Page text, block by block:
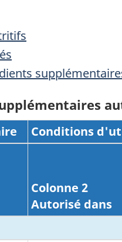
Conditions
de bas de page
Colonne 2
Autorisé dans